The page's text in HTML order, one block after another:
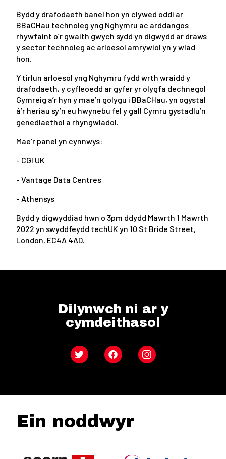
Bydd y drafodaeth banel hon yn clywed oddi ar
BBaCHau technoleg yng Nghymru ac arddangos
rhywfaint o’r gwaith gwych sydd yn digwydd ar draws
y sector technoleg ac arloesol amrywiol yn y wlad
hon.
Y tirlun arloesol yng Nghymru fydd wrth wraidd y
drafodaeth, y cyfleoedd ar gyfer yr olygfa dechnegol
Gymreig a’r hyn y mae’n golygu i BBaCHau, yn ogystal
â’r heriau sy’n eu hwynebu fel y gall Cymru gystadlu’n
genedlaethol a rhyngwladol.
Mae’r panel yn cynnwys:
- CGI UK
- Vantage Data Centres
- Athensys
Bydd y digwyddiad hwn o 3pm ddydd Mawrth 1 Mawrth
2022 yn swyddfeydd techUK yn 10 St Bride Street,
London, EC4A 4AD.
Dilynwch ni ar y
cymdeithasol
Twitter FacebookInstagram
Ein noddwyr